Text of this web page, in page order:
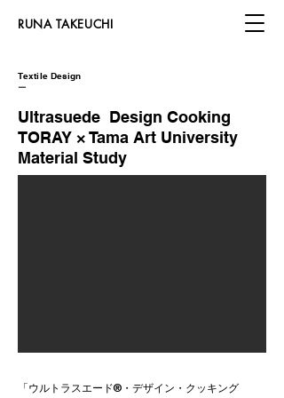
​RUNA TAKEUCHI
​Textile Design
​ー
​Ultrasuede Design Cooking
TORAY × Tama Art University
Material Study
「ウルトラスエード®・デザイン・クッキング